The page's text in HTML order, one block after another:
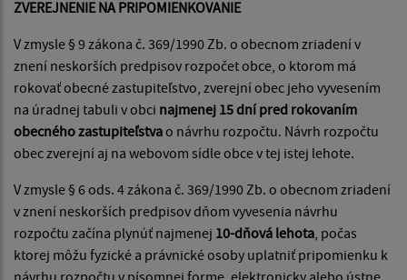
ZVEREJNENIE NA PRIPOMIENKOVANIE
V zmysle § 9 zákona č. 369/1990 Zb. o obecnom zriadení v
znení neskorších predpisov rozpočet obce, o ktorom má
rokovať obecné zastupiteľstvo, zverejní obec jeho vyvesením
na úradnej tabuli v obci najmenej 15 dní pred rokovaním
obecného zastupiteľstvao návrhu rozpočtu. Návrh rozpočtu
obec zverejní aj na webovom sídle obce v tej istej lehote.
V zmysle § 6 ods. 4 zákona č. 369/1990 Zb. o obecnom zriadení
v znení neskorších predpisov dňom vyvesenia návrhu
rozpočtu začína plynúť najmenej 10-dňová lehota, počas
ktorej môžu fyzické a právnické osoby uplatniť pripomienku k